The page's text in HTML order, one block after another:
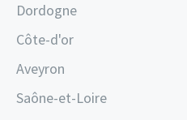
Dordogne
Côte-d'or
Aveyron
Saône-et-Loire